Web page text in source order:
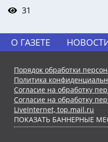
31
О ГАЗЕТЕ
Порядок обработки
Политика
Согласие на обработку
Согласие на обработку
LiveInternet, top.mail.ru
ПОКАЗАТЬ БАННЕРНЫЕ